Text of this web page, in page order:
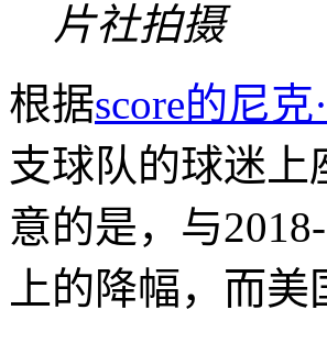
片社拍摄
根据score的尼克
支球队的球迷上
意的是，与
上的降幅，而